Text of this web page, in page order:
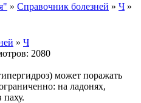
» Справочник болезней » Ч »
» Ч
2080
может поражать
на ладонях,